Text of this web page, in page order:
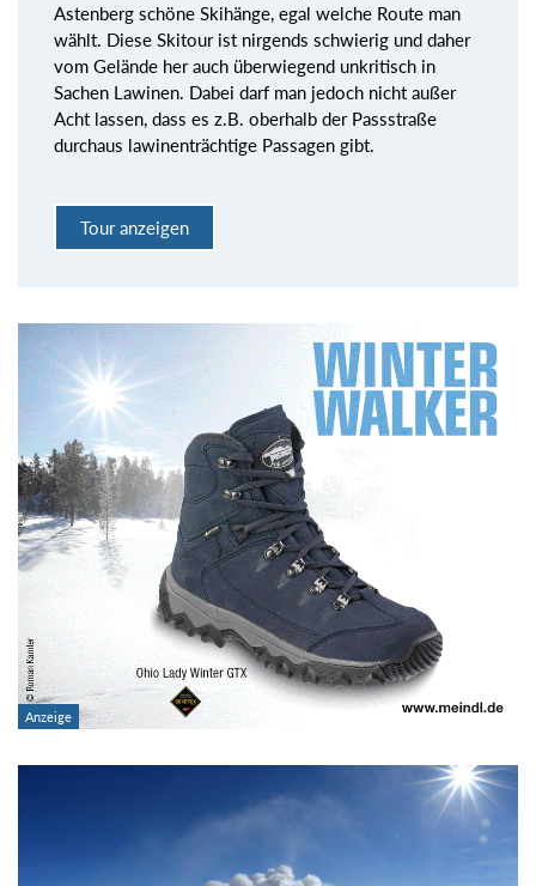
Astenberg schöne Skihänge, egal welche Route man
wählt. Diese Skitour ist nirgends schwierig und daher
vom Gelände her auch überwiegend unkritisch in
Sachen Lawinen. Dabei darf man jedoch nicht außer
Acht lassen, dass es z.B. oberhalb der Passstraße
durchaus lawinenträchtige Passagen gibt.
Tour anzeigen